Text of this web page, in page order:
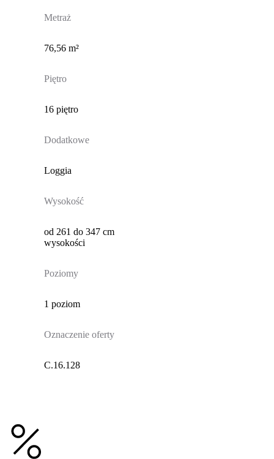
Metraż
76,56 m²
Piętro
16 piętro
Dodatkowe
Loggia
Wysokość
od 261 do 347 cm
wysokości
Poziomy
1 poziom
Oznaczenie oferty
C.16.128